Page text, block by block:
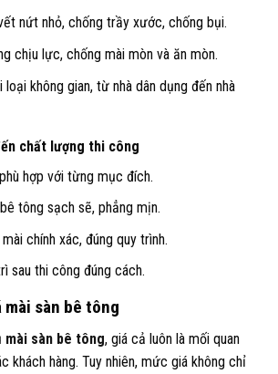
nứt nhỏ, chống trầy xước, chống bụi.
chịu lực, chống mài mòn và ăn mòn.
không gian, từ nhà dân dụng đến nhà
chất lượng thi công
hợp với từng mục đích.
tông sạch sẽ, phẳng mịn.
chính xác, đúng quy trình.
sau thi công đúng cách.
mài sàn bê tông
mài sàn bê tông, giá cả luôn là mối quan
khách hàng. Tuy nhiên, mức giá không chỉ